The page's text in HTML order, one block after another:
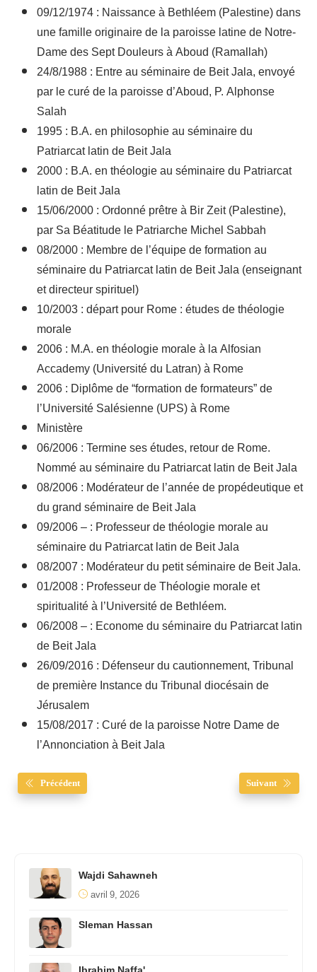
09/12/1974 : Naissance à Bethléem (Palestine) dans
une famille originaire de la paroisse latine de Notre-
Dame des Sept Douleurs à Aboud (Ramallah)
24/8/1988 : Entre au séminaire de Beit Jala, envoyé
par le curé de la paroisse d’Aboud, P. Alphonse
Salah
1995 : B.A. en philosophie au séminaire du
Patriarcat latin de Beit Jala
2000 : B.A. en théologie au séminaire du Patriarcat
latin de Beit Jala
15/06/2000 : Ordonné prêtre à Bir Zeit (Palestine),
par Sa Béatitude le Patriarche Michel Sabbah
08/2000 : Membre de l’équipe de formation au
séminaire du Patriarcat latin de Beit Jala (enseignant
et directeur spirituel)
10/2003 : départ pour Rome : études de théologie
morale
2006 : M.A. en théologie morale à la Alfosian
Accademy (Université du Latran) à Rome
2006 : Diplôme de “formation de formateurs” de
l’Université Salésienne (UPS) à Rome
Ministère
06/2006 : Termine ses études, retour de Rome.
Nommé au séminaire du Patriarcat latin de Beit Jala
08/2006 : Modérateur de l’année de propédeutique et
du grand séminaire de Beit Jala
09/2006 – : Professeur de théologie morale au
séminaire du Patriarcat latin de Beit Jala
08/2007 : Modérateur du petit séminaire de Beit Jala.
01/2008 : Professeur de Théologie morale et
spiritualité à l’Université de Bethléem.
06/2008 – : Econome du séminaire du Patriarcat latin
de Beit Jala
26/09/2016 : Défenseur du cautionnement, Tribunal
de première Instance du Tribunal diocésain de
Jérusalem
15/08/2017 : Curé de la paroisse Notre Dame de
l’Annonciation à Beit Jala
Précédent Suivant
Wajdi Sahawneh
avril 9, 2026
Sleman Hassan